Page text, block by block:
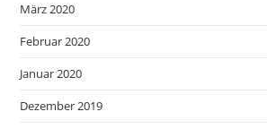
März 2020
Februar 2020
Januar 2020
Dezember 2019